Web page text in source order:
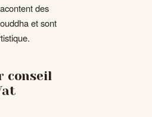
des
et sont
conseil